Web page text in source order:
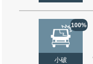
100%
小破